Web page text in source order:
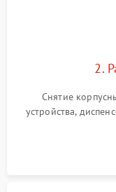
2.
Снятие
устройства,
внутренних
Промывка